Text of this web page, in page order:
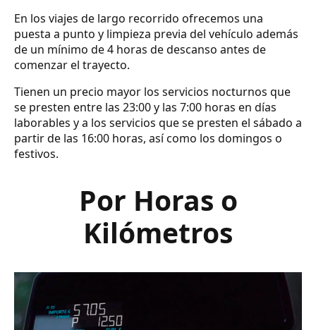
En los viajes de largo recorrido ofrecemos una
puesta a punto y limpieza previa del vehículo además
de un mínimo de 4 horas de descanso antes de
comenzar el trayecto.
Tienen un precio mayor los servicios nocturnos que
se presten entre las 23:00 y las 7:00 horas en días
laborables y a los servicios que se presten el sábado a
partir de las 16:00 horas, así como los domingos o
festivos.
Por Horas o
Kilómetros